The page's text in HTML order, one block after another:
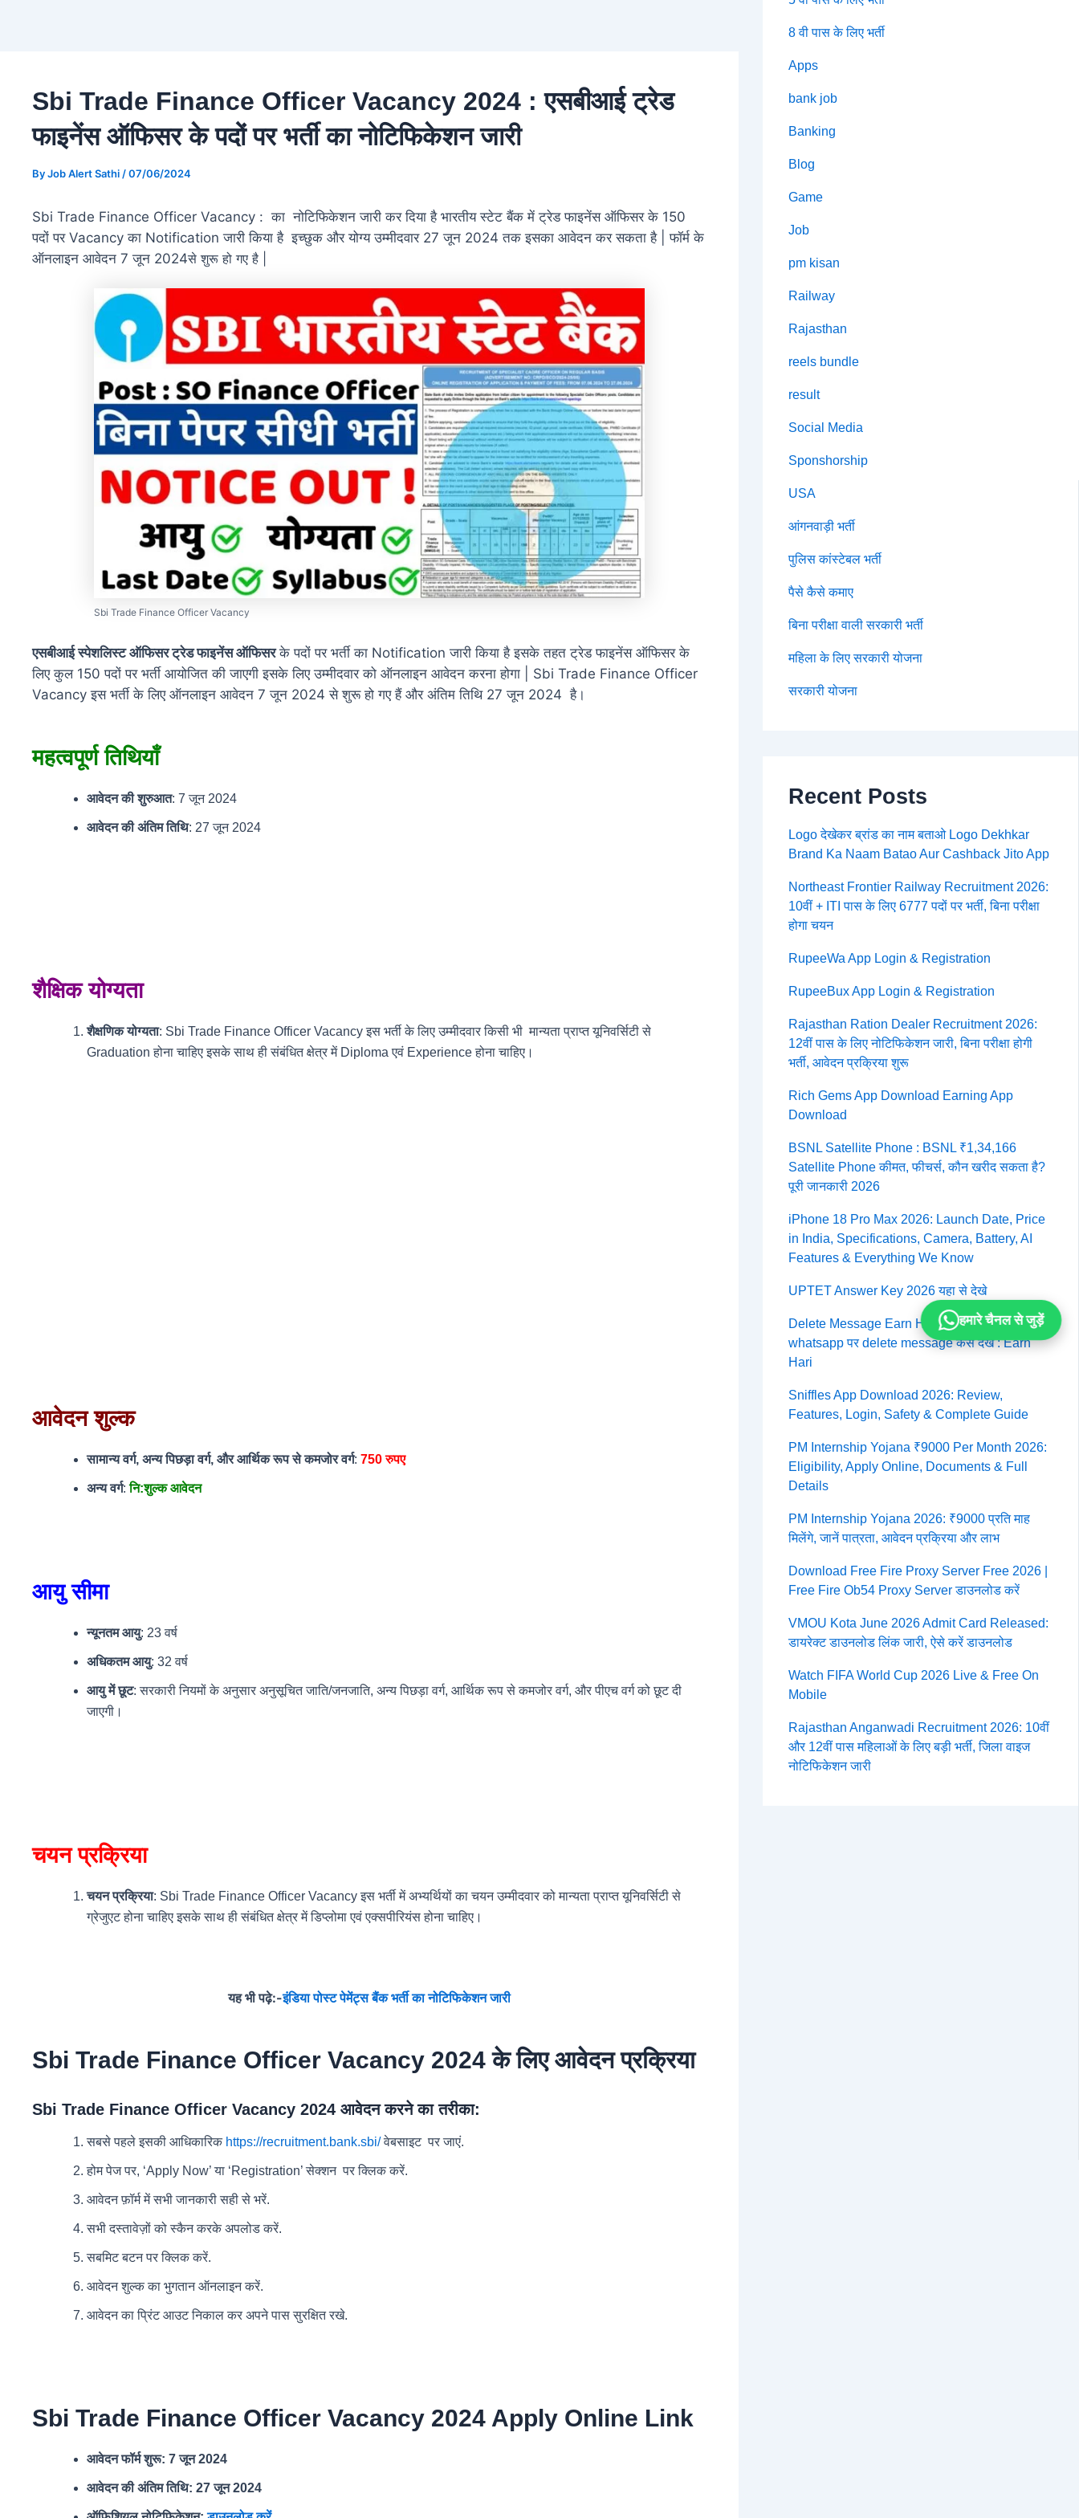
Sbi Trade Finance Officer Vacancy 2024 : एसबीआई ट्रेड
फाइनेंस ऑफिसर के पदों पर भर्ती का नोटिफिकेशन जारी
ByJob Alert Sathi /07/06/2024
Sbi Trade Finance Officer Vacancy : का नोटिफिकेशन जारी कर दिया है भारतीय स्टेट बैंक में ट्रेड फाइनेंस ऑफिसर के 150
पदों पर Vacancy का Notification जारी किया है इच्छुक और योग्य उम्मीदवार 27 जून 2024 तक इसका आवेदन कर सकता है | फॉर्म के
ऑनलाइन आवेदन 7 जून 2024से शुरू हो गए है |
Sbi Trade Finance Officer Vacancy
एसबीआई स्पेशलिस्ट ऑफिसर ट्रेड फाइनेंस ऑफिसरके पदों पर भर्ती का Notification जारी किया है इसके तहत ट्रेड फाइनेंस ऑफिसर के
लिए कुल 150 पदों पर भर्ती आयोजित की जाएगी इसके लिए उम्मीदवार को ऑनलाइन आवेदन करना होगा | Sbi Trade Finance Officer
Vacancy इस भर्ती के लिए ऑनलाइन आवेदन 7 जून 2024 से शुरू हो गए हैं और अंतिम तिथि 27 जून 2024 है।
महत्वपूर्ण तिथियाँ
आवेदन की शुरुआत: 7 जून 2024
आवेदन की अंतिम तिथि: 27 जून 2024
शैक्षिक योग्यता
शैक्षणिक योग्यता: Sbi Trade Finance Officer Vacancy इस भर्ती के लिए उम्मीदवार किसी भी मान्यता प्राप्त यूनिवर्सिटी से
Graduation होना चाहिए इसके साथ ही संबंधित क्षेत्र में Diploma एवं Experience होना चाहिए।
आवेदन शुल्क
सामान्य वर्ग, अन्य पिछड़ा वर्ग, और आर्थिक रूप से कमजोर वर्ग: 750 रुपए
अन्य वर्ग:नि:शुल्क आवेदन
आयु सीमा
न्यूनतम आयु: 23 वर्ष
अधिकतम आयु: 32 वर्ष
आयु में छूट: सरकारी नियमों के अनुसार अनुसूचित जाति/जनजाति, अन्य पिछड़ा वर्ग, आर्थिक रूप से कमजोर वर्ग, और पीएच वर्ग को छूट दी
जाएगी।
चयन प्रक्रिया
चयन प्रक्रिया: Sbi Trade Finance Officer Vacancy इस भर्ती में अभ्यर्थियों का चयन उम्मीदवार को मान्यता प्राप्त यूनिवर्सिटी से
ग्रेजुएट होना चाहिए इसके साथ ही संबंधित क्षेत्र में डिप्लोमा एवं एक्सपीरियंस होना चाहिए।
यह भी पढ़े:-इंडिया पोस्ट पेमेंट्स बैंक भर्ती का नोटिफिकेशन जारी
Sbi Trade Finance Officer Vacancy 2024 के लिए आवेदन प्रक्रिया
Sbi Trade Finance Officer Vacancy 2024 आवेदन करने का तरीका:
सबसे पहले इसकी आधिकारिक https://recruitment.bank.sbi/वेबसाइट पर जाएं.
होम पेज पर, ‘Apply Now’ या ‘Registration’ सेक्शन पर क्लिक करें.
आवेदन फ़ॉर्म में सभी जानकारी सही से भरें.
सभी दस्तावेज़ों को स्कैन करके अपलोड करें.
सबमिट बटन पर क्लिक करें.
आवेदन शुल्क का भुगतान ऑनलाइन करें.
आवेदन का प्रिंट आउट निकाल कर अपने पास सुरक्षित रखे.
Sbi Trade Finance Officer Vacancy 2024 Apply Online Link
आवेदन फॉर्म शुरू: 7 जून 2024
आवेदन की अंतिम तिथि: 27 जून 2024
8 वी पास के लिए भर्ती
Apps
bank job
Banking
Blog
Game
Job
pm kisan
Railway
Rajasthan
reels bundle
result
Social Media
Sponshorship
USA
आंगनवाड़ी भर्ती
पुलिस कांस्टेबल भर्ती
पैसे कैसे कमाए
बिना परीक्षा वाली सरकारी भर्ती
महिला के लिए सरकारी योजना
सरकारी योजना
Recent Posts
Logo देखेकर ब्रांड का नाम बताओ Logo Dekhkar
Brand Ka Naam Batao Aur Cashback Jito App
Northeast Frontier Railway Recruitment 2026:
10वीं + ITI पास के लिए 6777 पदों पर भर्ती, बिना परीक्षा
होगा चयन
RupeeWa App Login & Registration
RupeeBux App Login & Registration
Rajasthan Ration Dealer Recruitment 2026:
12वीं पास के लिए नोटिफिकेशन जारी, बिना परीक्षा होगी
भर्ती, आवेदन प्रक्रिया शुरू
Rich Gems App Download Earning App
Download
BSNL Satellite Phone : BSNL ₹1,34,166
Satellite Phone कीमत, फीचर्स, कौन खरीद सकता है?
पूरी जानकारी 2026
iPhone 18 Pro Max 2026: Launch Date, Price
in India, Specifications, Camera, Battery, AI
Features & Everything We Know
UPTET Answer Key 2026 यहा से देखे
Delete Message Earn Hari App Review 2026:
whatsapp पर delete message कैसे देखें : Earn
Hari
Sniffles App Download 2026: Review,
Features, Login, Safety & Complete Guide
PM Internship Yojana ₹9000 Per Month 2026:
Eligibility, Apply Online, Documents & Full
Details
PM Internship Yojana 2026: ₹9000 प्रति माह
मिलेंगे, जानें पात्रता, आवेदन प्रक्रिया और लाभ
Download Free Fire Proxy Server Free 2026 |
Free Fire Ob54 Proxy Server डाउनलोड करें
VMOU Kota June 2026 Admit Card Released:
डायरेक्ट डाउनलोड लिंक जारी, ऐसे करें डाउनलोड
Watch FIFA World Cup 2026 Live & Free On
Mobile
Rajasthan Anganwadi Recruitment 2026: 10वीं
और 12वीं पास महिलाओं के लिए बड़ी भर्ती, जिला वाइज
नोटिफिकेशन जारी
हमारे चैनल से जुड़ें